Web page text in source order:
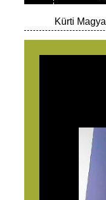
Kürti